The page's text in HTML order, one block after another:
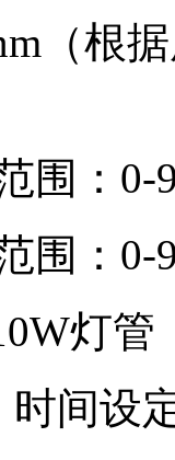
（根
围：0-
围：0-
灯管
间设